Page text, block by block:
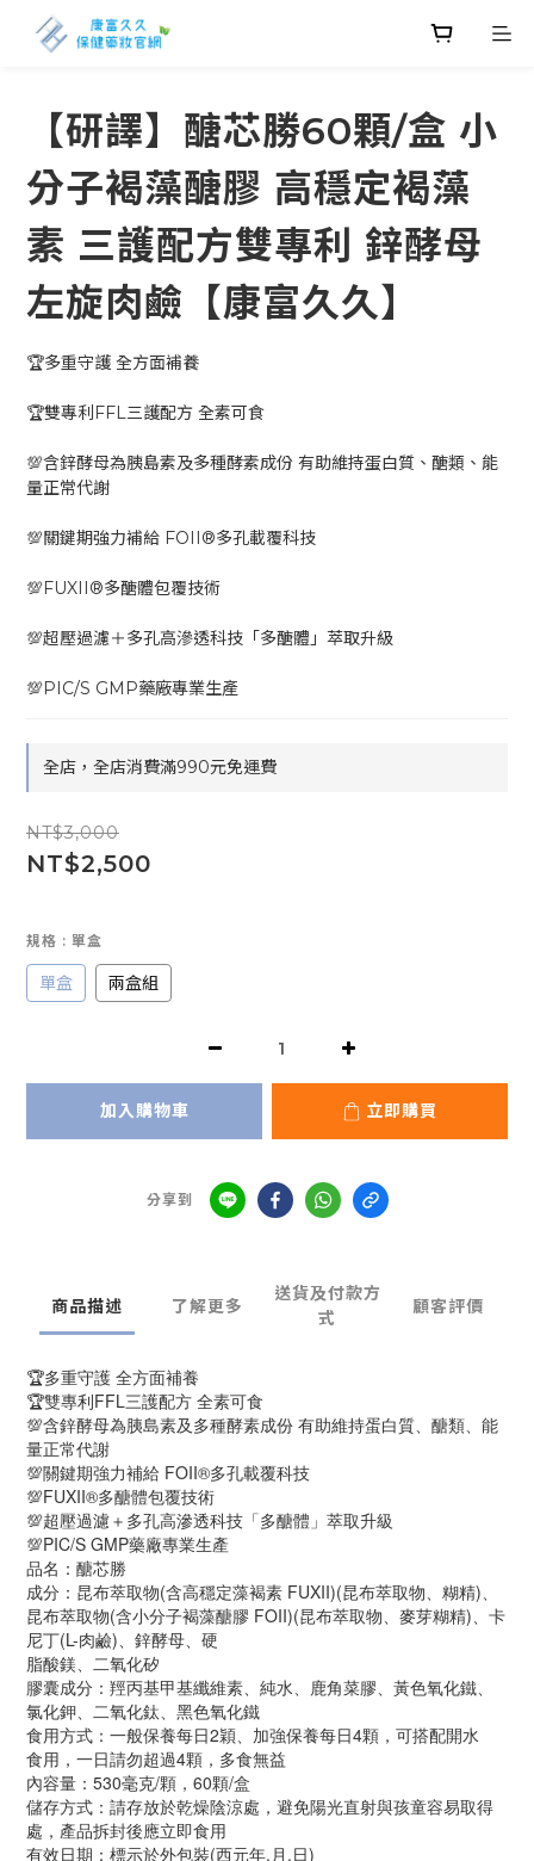
【研譯】醣芯勝60顆/盒 小
分子褐藻醣膠 高穩定褐藻
素 三護配方雙專利 鋅酵母
左旋肉鹼【康富久久】
🏆多重守護 全方面補養
🏆雙專利FFL三護配方 全素可食
💯含鋅酵母為胰島素及多種酵素成份 有助維持蛋白質、醣類、能
量正常代謝
💯關鍵期強力補給 FOII®多孔載覆科技
💯FUXII®多醣體包覆技術
💯超壓過濾＋多孔高滲透科技「多醣體」萃取升級
💯PIC/S GMP藥廠專業生產
全店，全店消費滿990元免運費
NT$3,000
NT$2,500
規格 : 單盒
單盒 兩盒組
加入購物車 立即購買
分享到
商品描述 了解更多
送貨及付款方
式
顧客評價
🏆多重守護 全方面補養
🏆雙專利FFL三護配方 全素可食
💯含鋅酵母為胰島素及多種酵素成份 有助維持蛋白質、醣類、能
量正常代謝
💯關鍵期強力補給 FOII®多孔載覆科技
💯FUXII®多醣體包覆技術
💯超壓過濾＋多孔高滲透科技「多醣體」萃取升級
💯PIC/S GMP藥廠專業生產
品名：醣芯勝
成分：昆布萃取物(含高穩定藻褐素 FUXII)(昆布萃取物、糊精)、
昆布萃取物(含小分子褐藻醣膠 FOII)(昆布萃取物、麥芽糊精)、卡
尼丁(L-肉鹼)、鋅酵母、硬
脂酸鎂、二氧化矽
膠囊成分：羥丙基甲基纖維素、純水、鹿角菜膠、黃色氧化鐵、
氯化鉀、二氧化鈦、黑色氧化鐵
食用方式：一般保養每日2穎、加強保養每日4顆，可搭配開水
食用，一日請勿超過4顆，多食無益
內容量：530毫克/顆，60顆/盒
儲存方式：請存放於乾燥陰涼處，避免陽光直射與孩童容易取得
處，產品拆封後應立即食用
有效日期：標示於外包裝(西元年.月.日)